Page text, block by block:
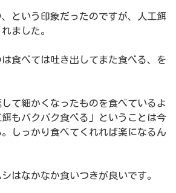
という印象だったのですが、人工餌
ました。
食べては吐き出してまた食べる、を
て細かくなったものを食べているよ
もバクバク食べる」ということは今
しっかり食べてくれれば楽になるん
はなかなか食いつきが良いです。